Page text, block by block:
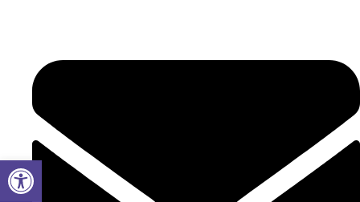
Werkzeugleiste öffnen